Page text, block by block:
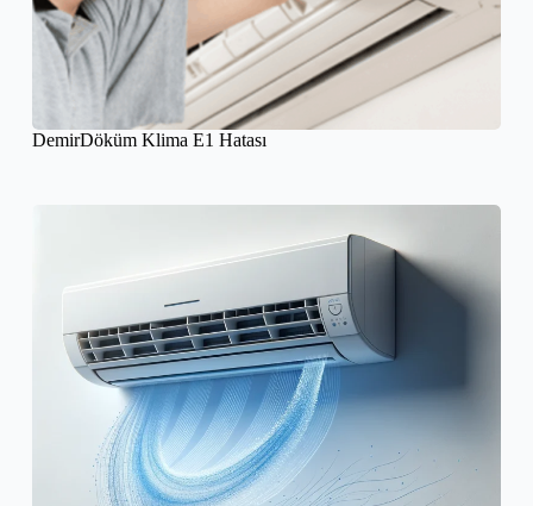
DemirDöküm Klima E1 Hatası